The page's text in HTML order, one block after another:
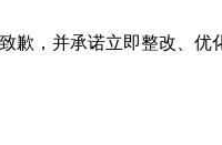
歉，并承诺立即整改、